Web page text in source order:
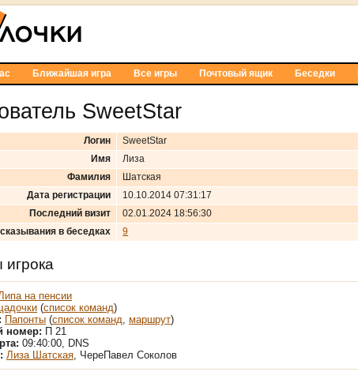
Ближайшая игра Все игры Почтовый ящик Беседки
SwееtStar
Логин
SwееtStar
Имя
Лиза
Фамилия
Шатская
Дата регистрации
10.10.2014 07:31:17
Последний визит
02.01.2024 18:56:30
в беседках
9
на пенсии
(список команд)
Папонты (список команд маршрут)
номер: П 21
09:40:00, DNS
Лиза Шатская , ЧереПавел Соколов